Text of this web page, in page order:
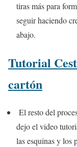
tiras más para
seguir haciendo
abajo.
Tutorial
cartón
El resto del
dejo el video
las esquinas y los